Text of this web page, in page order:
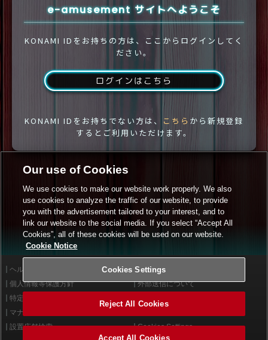
e-amusement サイトへようこそ
KONAMI IDをお持ちの方は、ここからログインしてく
ださい。
ログインはこちら
KONAMI IDをお持ちでない方は、 こちら から新規登録
するとご利用いただけます。
ヘルプ
利用規約
個人情報等保護方針
外部送信について
特定商取引法に基づく表示
マナー＆ルール
設置店舗検索
Cookies Settings
Our use of Cookies
We use cookies to make our website work properly. We also
use cookies to analyze the traffic of our website, to provide
you with the advertisement tailored to your interest, and to
link our website to the social media. If you select “Accept All
Cookies”, all of these cookies will be used on our website.
Cookie Notice
Cookies Settings
Reject All Cookies
Accept All Cookies